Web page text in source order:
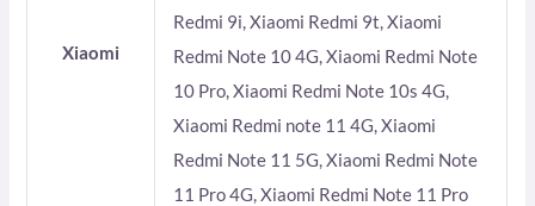
Xiaomi
Redmi 9i, Xiaomi Redmi 9t, Xiaomi
Redmi Note 10 4G, Xiaomi Redmi Note
10 Pro, Xiaomi Redmi Note 10s 4G,
Xiaomi Redmi note 11 4G, Xiaomi
Redmi Note 11 5G, Xiaomi Redmi Note
11 Pro 4G, Xiaomi Redmi Note 11 Pro